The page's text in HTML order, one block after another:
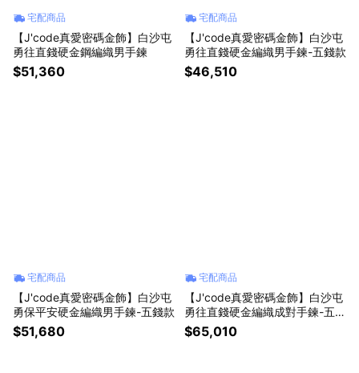
宅配商品
【J'code真愛密碼金飾】白沙屯
勇往直錢硬金鋼編織男手鍊
$51,360
宅配商品
【J'code真愛密碼金飾】白沙屯
勇往直錢硬金編織男手鍊-五錢款
$46,510
宅配商品
【J'code真愛密碼金飾】白沙屯
勇保平安硬金編織男手鍊-五錢款
$51,680
宅配商品
【J'code真愛密碼金飾】白沙屯
勇往直錢硬金編織成對手鍊-五錢
款
$65,010